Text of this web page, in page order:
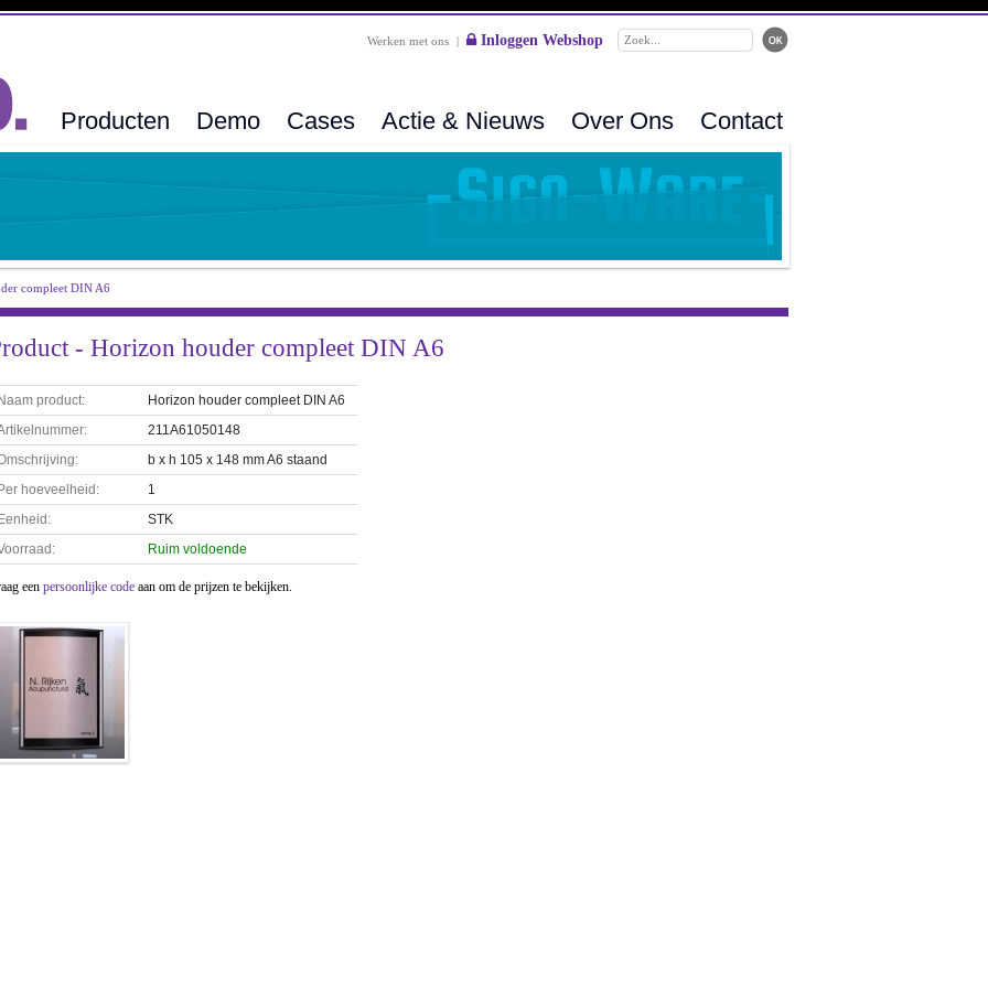
Werken met ons | Inloggen Webshop
Producten Demo Cases Actie & Nieuws Over Ons Contact
compleet DIN A6
- Horizon houder compleet DIN A6
product:
Horizon houder compleet DIN A6
211A61050148
b x h 105 x 148 mm A6 staand
hoeveelheid:
1
STK
Ruim voldoende
een persoonlijke code aan om de prijzen te bekijken.